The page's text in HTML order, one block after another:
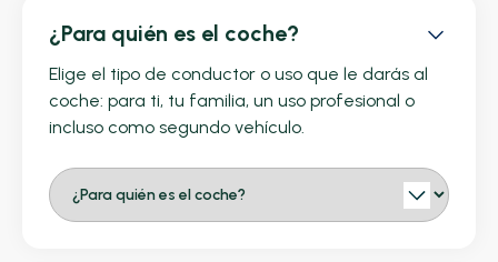
¿Para quién es el coche?
Elige el tipo de conductor o uso que le darás al
coche: para ti, tu familia, un uso profesional o
incluso como segundo vehículo.